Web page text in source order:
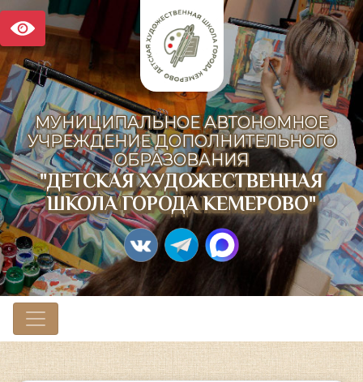
МУНИЦИПАЛЬНОЕ АВТОНОМНОЕ
УЧРЕЖДЕНИЕ ДОПОЛНИТЕЛЬНОГО
ОБРАЗОВАНИЯ
"ДЕТСКАЯ ХУДОЖЕСТВЕННАЯ
ШКОЛА ГОРОДА КЕМЕРОВО"